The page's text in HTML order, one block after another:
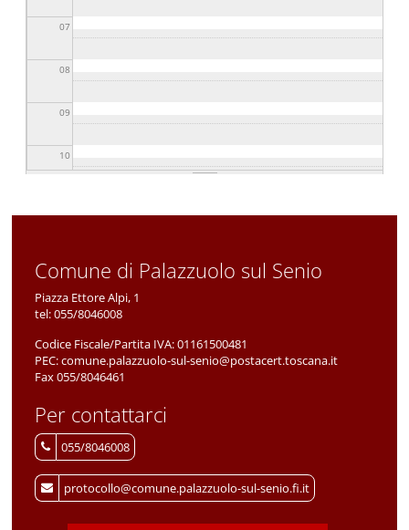
07
08
09
10
15
16
17
18
Comune di Palazzuolo sul Senio
Piazza Ettore Alpi, 1
tel:055/8046008
Codice Fiscale/Partita IVA:01161500481
PEC:comune.palazzuolo-sul-senio@postacert.toscana.it
Fax 055/8046461
Per contattarci
055/8046008
protocollo@comune.palazzuolo-sul-senio.fi.it